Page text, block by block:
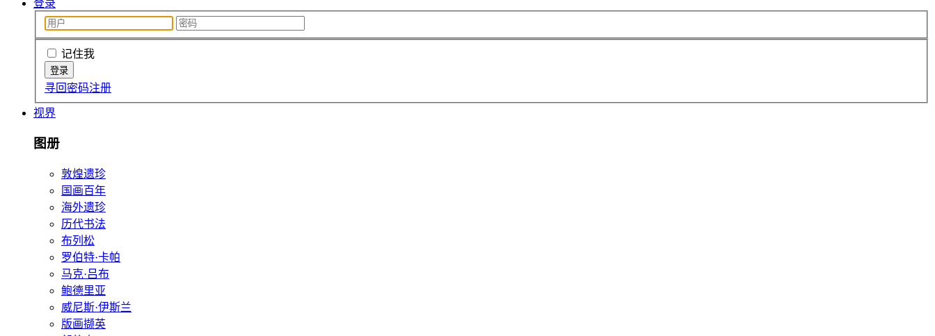
登录
记住我
寻回密码注册
视界
图册
敦煌遗珍
国画百年
海外遗珍
历代书法
布列松
罗伯特·卡帕
马克·吕布
鲍德里亚
威尼斯·伊斯兰
版画撷英